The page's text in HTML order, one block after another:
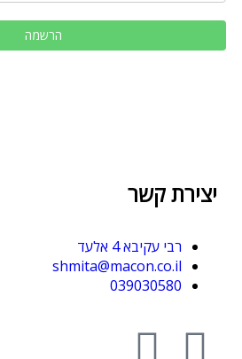
יצירת קשר
רבי עקיבא 4 אלעד
shmita@macon.co.il
039030580